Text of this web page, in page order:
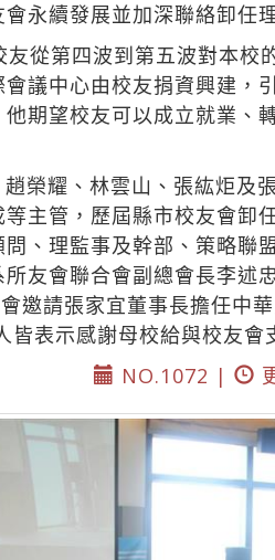
永續發展並加深聯絡卸任
從第四波到第五波對本
議中心由校友捐資興建，
期望校友可以成立就業、
榮耀、林雲山、張紘炬及
主管，歷屆縣市校友會卸
、理監事及幹部、策略聯
友會聯合會副總會長李述
邀請張家宜董事長擔任中
表示感謝母校給與校友會
NO.1072 |